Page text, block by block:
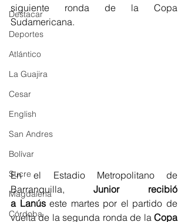
Destacar
Deportes
Atlántico
La Guajira
Cesar
English
San Andres
Bolívar
Sucre
Magdalena
Córdoba
siguiente ronda de la Copa
Sudamericana.
En el Estadio Metropolitano de
Barranquilla, Junior recibió
a Lanús este martes por el partido de
vuelta de la segunda ronda de la Copa